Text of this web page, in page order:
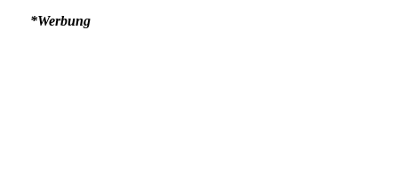
*Werbung